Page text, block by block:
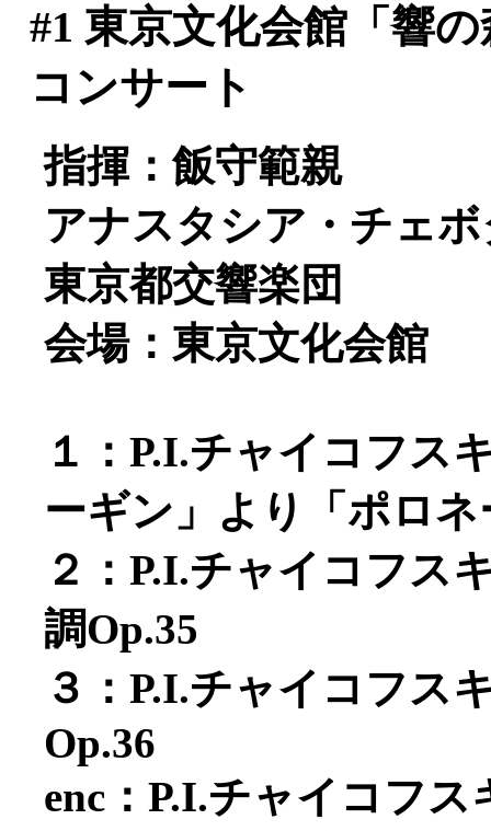
#1 東京文化会館「響
コンサート
指揮：飯守範親
アナスタシア・チェ
東京都交響楽団
会場：東京文化会館
１：P.I.チャイコフ
ーギン」より「ポロネ
２：P.I.チャイコフ
調Op.35
３：P.I.チャイコフス
Op.36
enc：P.I.チャイコフ